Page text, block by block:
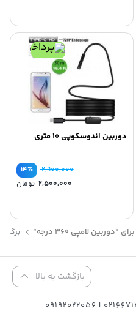
دوربین اندوسکوپی 10 متری
٪۱۴ ۲,۹۰۰,۰۰۰
۲,۵۰۰,۰۰۰ تومان
لامپی 360 درجه” برگه 3
بازگشت به بالا